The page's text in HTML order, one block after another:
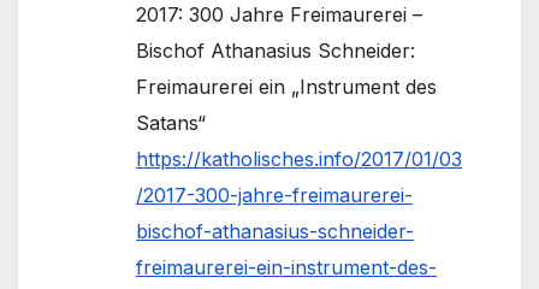
2017: 300 Jahre Freimaurerei –
Bischof Athanasius Schneider:
Freimaurerei ein „Instrument des
Satans“
https://katholisches.info/2017/01/03
/2017-300-jahre-freimaurerei-
bischof-athanasius-schneider-
freimaurerei-ein-instrument-des-